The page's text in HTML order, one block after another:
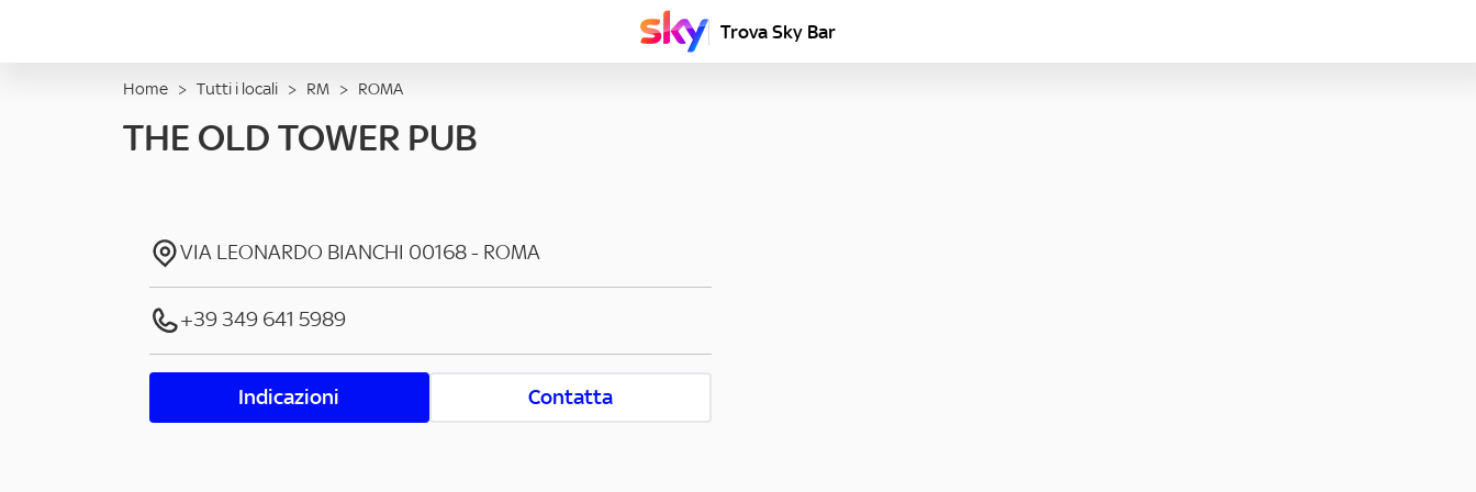
Trova Sky Bar
Home > Tutti i locali > RM > ROMA
THE OLD TOWER PUB
VIA LEONARDO BIANCHI 00168- ROMA
+39 349 641 5989
Indicazioni Contatta